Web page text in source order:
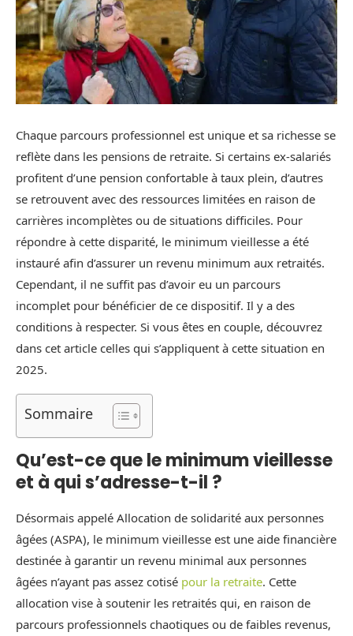
Chaque parcours professionnel est unique et sa richesse se
reflète dans les pensions de retraite. Si certains ex-salariés
profitent d’une pension confortable à taux plein, d’autres
se retrouvent avec des ressources limitées en raison de
carrières incomplètes ou de situations difficiles. Pour
répondre à cette disparité, le minimum vieillesse a été
instauré afin d’assurer un revenu minimum aux retraités.
Cependant, il ne suffit pas d’avoir eu un parcours
incomplet pour bénéficier de ce dispositif. Il y a des
conditions à respecter. Si vous êtes en couple, découvrez
dans cet article celles qui s’appliquent à cette situation en
2025.
Sommaire
Qu’est-ce que le minimum vieillesse
et à qui s’adresse-t-il ?
Désormais appelé Allocation de solidarité aux personnes
âgées (ASPA), le minimum vieillesse est une aide financière
destinée à garantir un revenu minimal aux personnes
âgées n’ayant pas assez cotisé pour la retraite. Cette
allocation vise à soutenir les retraités qui, en raison de
parcours professionnels chaotiques ou de faibles revenus,